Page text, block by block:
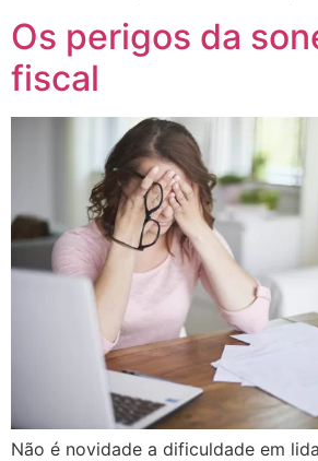
Os perigos da
fiscal
Não é novidade a dificuldade em